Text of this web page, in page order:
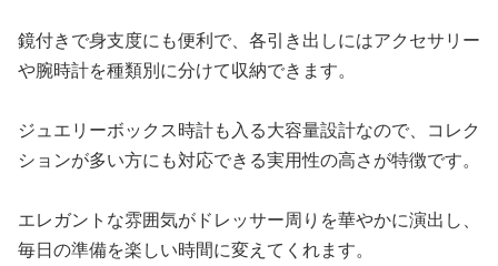
鏡付きで身支度にも便利で、各引き出しにはアクセサリー
や腕時計を種類別に分けて収納できます。
ジュエリーボックス時計も入る大容量設計なので、コレク
ションが多い方にも対応できる実用性の高さが特徴です。
エレガントな雰囲気がドレッサー周りを華やかに演出し、
毎日の準備を楽しい時間に変えてくれます。